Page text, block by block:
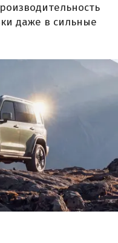
даже в сильные